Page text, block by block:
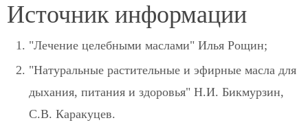
Источник информации
"Лечение целебными маслами" Илья Рощин;
"Натуральные растительные и эфирные масла для
дыхания, питания и здоровья" Н.И. Бикмурзин,
С.В. Каракуцев.